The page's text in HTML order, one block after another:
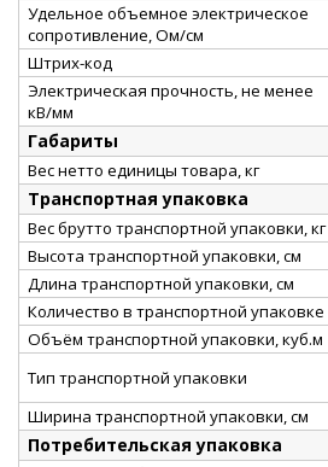
Удельное объемное электрическое
сопротивление, Ом/см
Штрих-код
Электрическая прочность, не менее
кВ/мм
Габариты
Вес нетто единицы товара, кг
Транспортная упаковка
Вес брутто транспортной упаковки, кг
Высота транспортной упаковки, см
Длина транспортной упаковки, см
Количество в транспортной упаковке
Объём транспортной упаковки, куб.м
Тип транспортной упаковки
Ширина транспортной упаковки, см
Потребительская упаковка